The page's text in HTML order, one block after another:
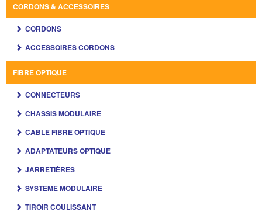
CORDONS & ACCESSOIRES
CORDONS
ACCESSOIRES CORDONS
FIBRE OPTIQUE
CONNECTEURS
CHÂSSIS MODULAIRE
CÂBLE FIBRE OPTIQUE
ADAPTATEURS OPTIQUE
JARRETIÈRES
SYSTÈME MODULAIRE
TIROIR COULISSANT